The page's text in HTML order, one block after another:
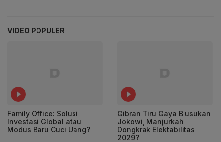
VIDEO POPULER
Family Office: Solusi
Investasi Global atau
Modus Baru Cuci Uang?
Gibran Tiru Gaya Blusukan
Jokowi, Manjurkah
Dongkrak Elektabilitas
2029?